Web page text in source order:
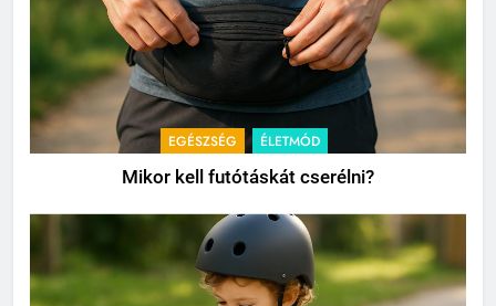
EGÉSZSÉG ÉLETMÓD
Mikor kell futótáskát cserélni?